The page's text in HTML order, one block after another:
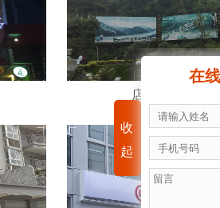
收
起
在
店招灯箱-